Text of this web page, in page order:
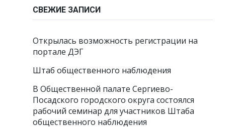
СВЕЖИЕ ЗАПИСИ
Открылась возможность регистрации на
портале ДЭГ
Штаб общественного наблюдения
В Общественной палате Сергиево-
Посадского городского округа состоялся
рабочий семинар для участников Штаба
общественного наблюдения